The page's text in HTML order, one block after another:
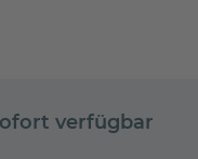
verfügbar